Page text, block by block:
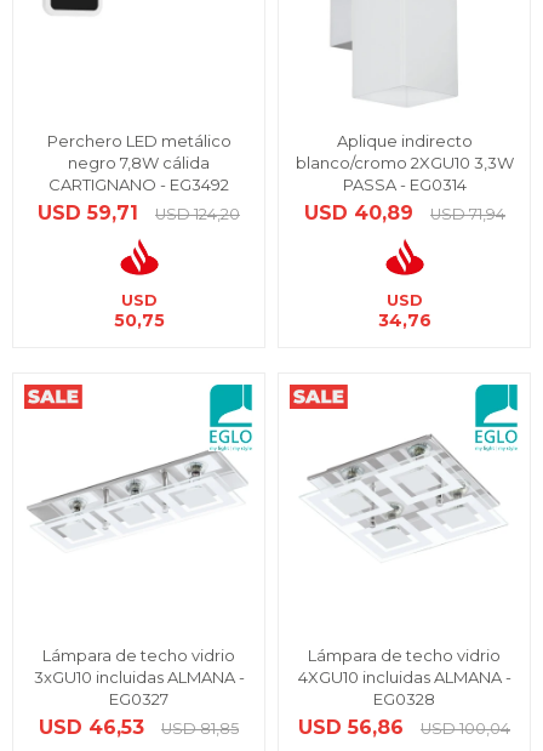
Perchero LED metálico
negro 7,8W cálida
CARTIGNANO - EG3492
USD 59,71 USD 124,20
USD
50,75
Aplique indirecto
blanco/cromo 2XGU10 3,3W
PASSA - EG0314
USD 40,89 USD 71,94
USD
34,76
Lámpara de techo vidrio
3xGU10 incluidas ALMANA -
EG0327
USD 46,53 USD 81,85
Lámpara de techo vidrio
4XGU10 incluidas ALMANA -
EG0328
USD 56,86 USD 100,04